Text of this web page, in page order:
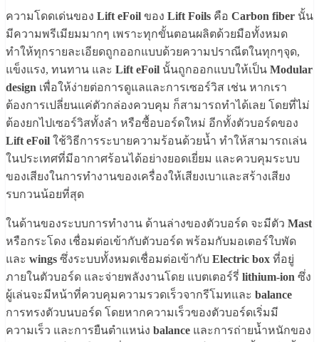
ความโดดเด่นของ Lift eFoil ของ Lift Foils คือ Carbon fiber นั้น
มีความพรีเมียมมากๆ เพราะทุกขั้นตอนผลิตด้วยมือทั้งหมด
ทำให้ทุกรายละเอียดถูกออกแบบด้วยความปราณีตในทุกๆจุด,
แข็งแรง, ทนทาน และ Lift eFoil นั้นถูกออกแบบให้เป็น Modular
design เพื่อให้ง่ายต่อการดูแลและการเซอร์วิส เช่น หากเรา
ต้องการเปลี่ยนแค่ตัวกล่องควบคุม ก็สามารถทำได้เลย โดยที่ไม่
ต้องยกไปเซอร์วิสทั้งลำ หรือซื้อบอร์ดใหม่ อีกทั้งตัวบอร์ดของ
Lift eFoil ใช้วิธีการระบายความร้อนด้วยน้ำ ทำให้สามารถเล่น
ในประเทศที่มีอากาศร้อนได้อย่างยอดเยี่ยม และควบคุมระบบ
ของเสียงในการทำงานของเครื่องให้เสียงเบาและสร้างเสียง
รบกวนน้อยที่สุด
ในด้านของระบบการทำงาน ด้านล่างของตัวบอร์ด จะมีตัว Mast
หรือกระโดง เชื่อมต่อเข้ากับตัวบอร์ด พร้อมกับมอเตอร์ใบพัด
และ wings ซึ่งระบบทั้งหมดเชื่อมต่อเข้ากับ Electric box ที่อยู่
ภายในตัวบอร์ด และจ่ายพลังงานโดย แบตเตอร์รี่ lithium-ion ซึ่ง
ผู้เล่นจะมีหน้าที่ควบคุมความรวดเร็วจากรีโมทและ balance
การทรงตัวบนบอร์ด โดยหากความเร็วของตัวบอร์ดเริ่มมี
ความเร็ว และการยืนตำแหน่ง balance และการถ่ายน้ำหนักของ